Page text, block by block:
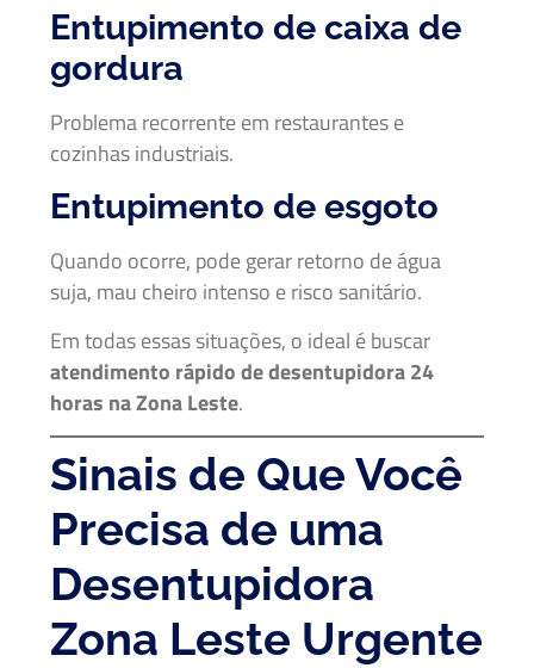
Entupimento de caixa de
gordura
Problema recorrente em restaurantes e
cozinhas industriais.
Entupimento de esgoto
Quando ocorre, pode gerar retorno de água
suja, mau cheiro intenso e risco sanitário.
Em todas essas situações, o ideal é buscar
atendimento rápido de desentupidora 24
horas na Zona Leste.
Sinais de Que Você
Precisa de uma
Desentupidora
Zona Leste Urgente